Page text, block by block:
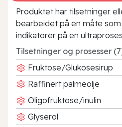
Produktet har tilsetninger
bearbeidet på en måte
indikatorer på en
Tilsetninger og prosesser
Fruktose/Glukosesirup
Raffinert palmeolje
Oligofruktose/inulin
Glyserol